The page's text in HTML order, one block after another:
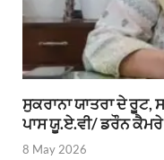
ਸੁਕਰਾਨਾ ਯਾਤਰਾ ਦੇ
ਪਾਸ ਯੂ.ਏ.ਵੀ/ ਡਰੌਨ
8 May 2026